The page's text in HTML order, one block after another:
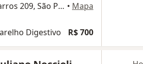
Rua Doutor Rafael de Barros 209, São Paulo • Mapa
Digestivo R$ 700